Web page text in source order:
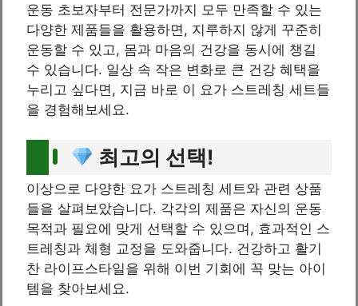
운동 초보자부터 전문가까지 모두 만족할 수 있는
다양한 제품들을 활용하면, 지루하지 않게 꾸준히
운동할 수 있고, 몸과 마음의 건강을 동시에 챙길
수 있습니다. 일상 속 작은 변화로 큰 건강 혜택을
누리고 싶다면, 지금 바로 이 요가 스트레칭 세트들
을 경험해보세요.
최고의 선택!
이상으로 다양한 요가 스트레칭 세트와 관련 상품
들을 살펴보았습니다. 각각의 제품은 자신의 운동
목적과 필요에 맞게 선택할 수 있으며, 효과적인 스
트레칭과 체형 교정을 도와줍니다. 건강하고 활기
찬 라이프스타일을 위해 이번 기회에 꼭 맞는 아이
템을 찾아보세요.